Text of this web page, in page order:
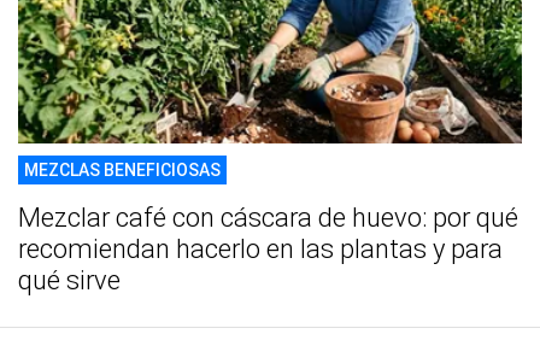
MEZCLAS BENEFICIOSAS
Mezclar café con cáscara de huevo: por qué
recomiendan hacerlo en las plantas y para
qué sirve